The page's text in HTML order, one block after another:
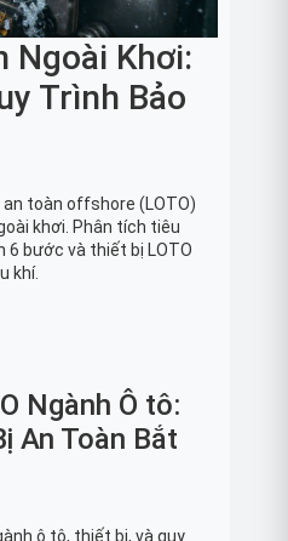
Ngoài Khơi:
Trình Bảo
an toàn offshore (LOTO)
khơi. Phân tích tiêu
6 bước và thiết bị LOTO
khí.
Ngành Ô tô:
An Toàn Bắt
ô tô, thiết bị, và quy